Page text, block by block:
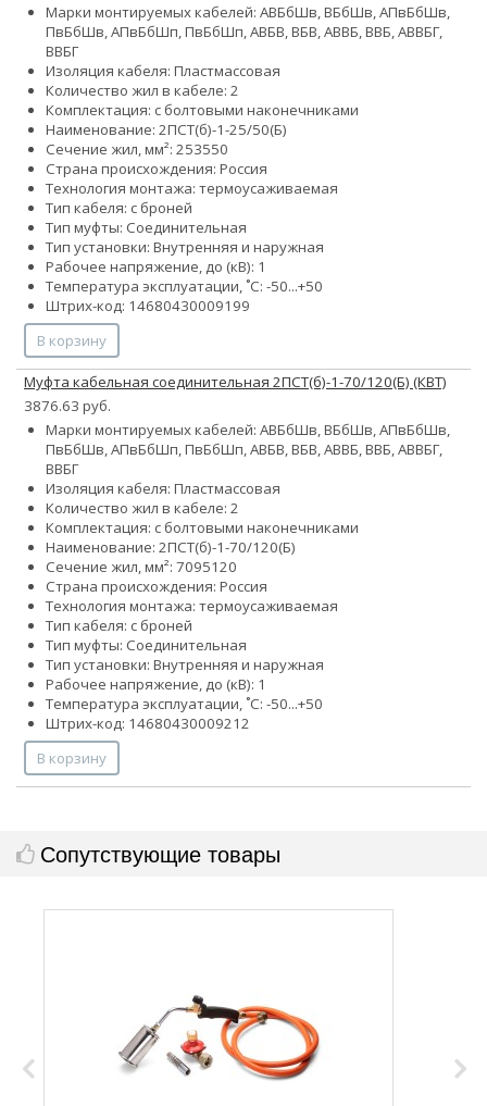
Марки монтируемых кабелей: АВБбШв, ВБбШв, АПвБбШв,
ПвБбШв, АПвБбШп, ПвБбШп, АВБВ, ВБВ, АВВБ, ВВБ, АВВБГ,
ВВБГ
Изоляция кабеля: Пластмассовая
Количество жил в кабеле: 2
Комплектация: с болтовыми наконечниками
Наименование: 2ПСТ(б)-1-25/50(Б)
Сечение жил, мм²: 253550
Страна происхождения: Россия
Технология монтажа: термоусаживаемая
Тип кабеля: с броней
Тип муфты: Соединительная
Тип установки: Внутренняя и наружная
Рабочее напряжение, до (кВ): 1
Температура эксплуатации, ˚С: -50...+50
Штрих-код: 14680430009199
В корзину
Муфта кабельная соединительная 2ПСТ(б)-1-70/120(Б) (КВТ)
3876.63 руб.
Марки монтируемых кабелей: АВБбШв, ВБбШв, АПвБбШв,
ПвБбШв, АПвБбШп, ПвБбШп, АВБВ, ВБВ, АВВБ, ВВБ, АВВБГ,
ВВБГ
Изоляция кабеля: Пластмассовая
Количество жил в кабеле: 2
Комплектация: с болтовыми наконечниками
Наименование: 2ПСТ(б)-1-70/120(Б)
Сечение жил, мм²: 7095120
Страна происхождения: Россия
Технология монтажа: термоусаживаемая
Тип кабеля: с броней
Тип муфты: Соединительная
Тип установки: Внутренняя и наружная
Рабочее напряжение, до (кВ): 1
Температура эксплуатации, ˚С: -50...+50
Штрих-код: 14680430009212
В корзину
Сопутствующие товары